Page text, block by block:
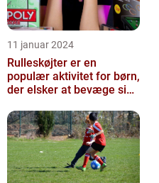
11 januar 2024
Rulleskøjter er en
populær aktivitet for børn,
der elsker at bevæge sig